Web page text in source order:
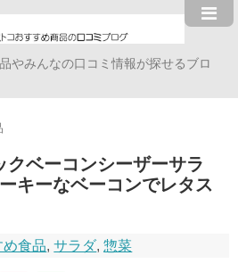
やみんなの口コミ情報が探せるブロ
クベーコンシーザーサラ
キーなベーコンでレタス
め食品,サラダ,惣菜